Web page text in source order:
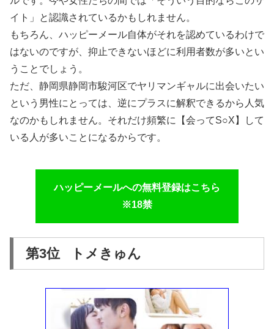
イト」と認識されているかもしれません。
もちろん、ハッピーメール自体がそれを認めているわけで
はないのですが、抑止できないほどに利用者数が多いとい
うことでしょう。
ただ、静岡県静岡市駿河区でヤリマンギャルに出会いたい
という男性にとっては、逆にプラスに解釈できるから人気
なのかもしれません。それだけ頻繁に【会ってS○X】して
いる人が多いことになるからです。
ハッピーメールへの無料登録はこちら
※18禁
第3位 トメきゅん